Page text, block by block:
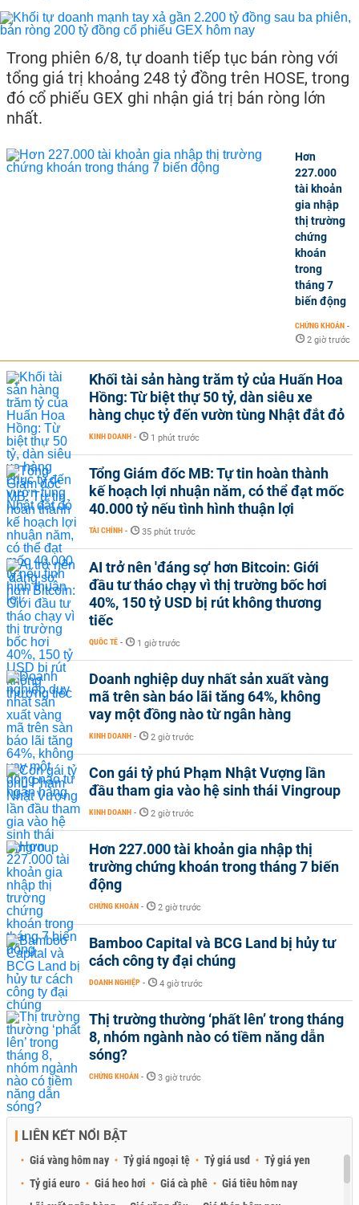
Trong phiên 6/8, tự doanh tiếp tục bán ròng với
tổng giá trị khoảng 248 tỷ đồng trên HOSE, trong
đó cổ phiếu GEX ghi nhận giá trị bán ròng lớn
nhất.
Hơn
227.000
tài khoản
gia nhập
thị trường
chứng
khoán
trong
tháng 7
biến động
CHỨNG KHOÁN -
2 giờ trước
Khối tài sản hàng trăm tỷ của Huấn Hoa
Hồng: Từ biệt thự 50 tỷ, dàn siêu xe
hàng chục tỷ đến vườn tùng Nhật đắt đỏ
KINH DOANH - 1 phút trước
Tổng Giám đốc MB: Tự tin hoàn thành
kế hoạch lợi nhuận năm, có thể đạt mốc
40.000 tỷ nếu tình hình thuận lợi
TÀI CHÍNH - 35 phút trước
AI trở nên 'đáng sợ' hơn Bitcoin: Giới
đầu tư tháo chạy vì thị trường bốc hơi
40%, 150 tỷ USD bị rút không thương
tiếc
QUỐC TẾ - 1 giờ trước
Doanh nghiệp duy nhất sản xuất vàng
mã trên sàn báo lãi tăng 64%, không
vay một đồng nào từ ngân hàng
KINH DOANH - 2 giờ trước
Con gái tỷ phú Phạm Nhật Vượng lần
đầu tham gia vào hệ sinh thái Vingroup
KINH DOANH - 2 giờ trước
Hơn 227.000 tài khoản gia nhập thị
trường chứng khoán trong tháng 7 biến
động
CHỨNG KHOÁN - 2 giờ trước
Bamboo Capital và BCG Land bị hủy tư
cách công ty đại chúng
DOANH NGHIỆP - 4 giờ trước
Thị trường thường ‘phất lên’ trong tháng
8, nhóm ngành nào có tiềm năng dẫn
sóng?
CHỨNG KHOÁN - 3 giờ trước
LIÊN KẾT NỔI BẬT
Giá vàng hôm nay Tỷ giá ngoại tệ Tỷ giá usd
Tỷ giá yen
Tỷ giá euro
Giá heo hơi Giá cà phê
Giá tiêu hôm nay